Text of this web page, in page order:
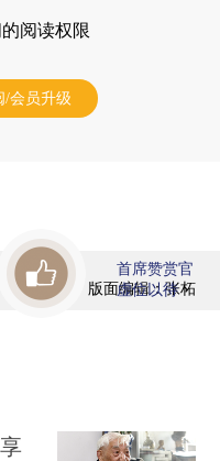
阅读权限
/会员升级
版面编辑：张柘
首席赞赏官
虚位以待